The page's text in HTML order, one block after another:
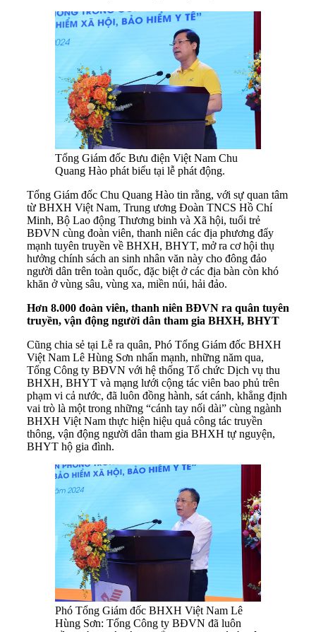
Tổng Giám đốc Bưu điện Việt Nam Chu
Quang Hào phát biểu tại lễ phát động.
Tổng Giám đốc Chu Quang Hào tin rằng, với sự quan tâm
từ BHXH Việt Nam, Trung ương Đoàn TNCS Hồ Chí
Minh, Bộ Lao động Thương binh và Xã hội, tuổi trẻ
BĐVN cùng đoàn viên, thanh niên các địa phương đẩy
mạnh tuyên truyền về BHXH, BHYT, mở ra cơ hội thụ
hưởng chính sách an sinh nhân văn này cho đông đảo
người dân trên toàn quốc, đặc biệt ở các địa bàn còn khó
khăn ở vùng sâu, vùng xa, miền núi, hải đảo.
Hơn 8.000 đoàn viên, thanh niên BĐVN ra quân tuyên
truyền, vận động người dân tham gia BHXH, BHYT
Cũng chia sẻ tại Lễ ra quân, Phó Tổng Giám đốc BHXH
Việt Nam Lê Hùng Sơn nhấn mạnh, những năm qua,
Tổng Công ty BĐVN với hệ thống Tổ chức Dịch vụ thu
BHXH, BHYT và mạng lưới cộng tác viên bao phủ trên
phạm vi cả nước, đã luôn đồng hành, sát cánh, khẳng định
vai trò là một trong những “cánh tay nối dài” cùng ngành
BHXH Việt Nam thực hiện hiệu quả công tác truyền
thông, vận động người dân tham gia BHXH tự nguyện,
BHYT hộ gia đình.
Phó Tổng Giám đốc BHXH Việt Nam Lê
Hùng Sơn: Tổng Công ty BĐVN đã luôn